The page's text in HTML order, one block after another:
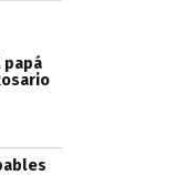
papá